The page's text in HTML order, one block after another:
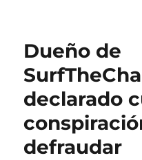
Dueño de
declarado
defraudar